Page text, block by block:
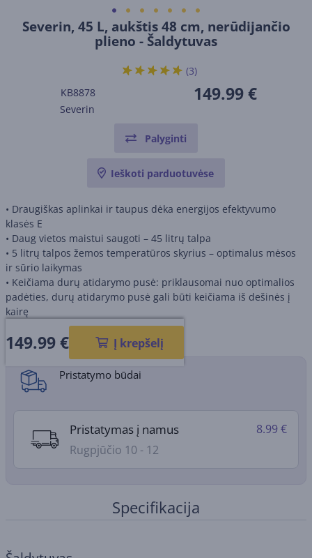
Severin, 45 L, aukštis 48 cm, nerūdijančio
plieno - Šaldytuvas
KB8878
Severin
149.99 €
(3)
Palyginti
Ieškoti parduotuvėse
• Draugiškas aplinkai ir taupus dėka energijos efektyvumo
klasės E
• Daug vietos maistui saugoti – 45 litrų talpa
• 5 litrų talpos žemos temperatūros skyrius – optimalus mėsos
ir sūrio laikymas
• Keičiama durų atidarymo pusė: priklausomai nuo optimalios
padėties, durų atidarymo pusė gali būti keičiama iš dešinės į
kairę
149.99€ Į krepšelį
Gaminio informacijos lapas
Pristatymo būdai
Pristatymas į namus
Rugpjūčio 10 - 12
8.99 €
Specifikacija